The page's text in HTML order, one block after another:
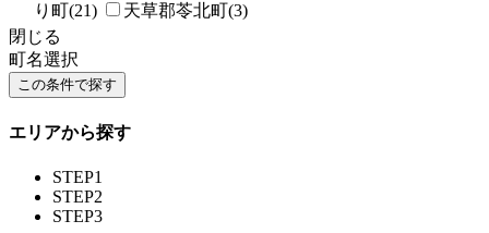
り町(21)
天草郡苓北町(3)
閉じる
町名選択
エリアから探す
STEP1
STEP2
STEP3